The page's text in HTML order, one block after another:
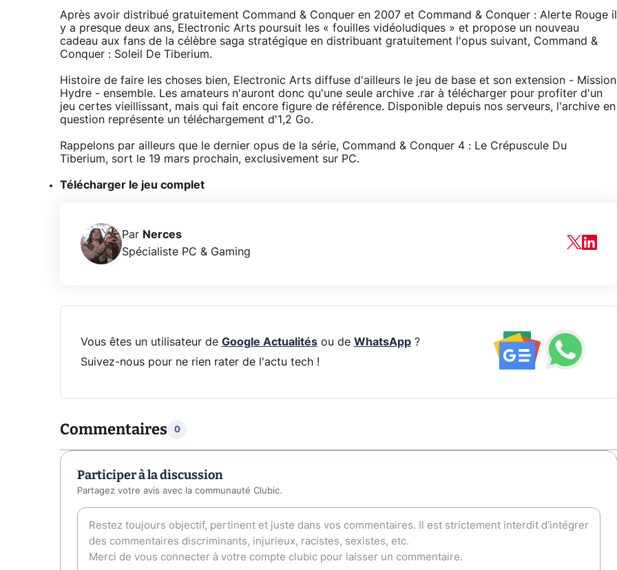
Après avoir distribué gratuitement Command & Conquer en 2007 et Command & Conquer : Alerte Rouge il
y a presque deux ans, Electronic Arts poursuit les « fouilles vidéoludiques » et propose un nouveau
cadeau aux fans de la célèbre saga stratégique en distribuant gratuitement l'opus suivant, Command &
Conquer : Soleil De Tiberium.
Histoire de faire les choses bien, Electronic Arts diffuse d'ailleurs le jeu de base et son extension - Mission
Hydre - ensemble. Les amateurs n'auront donc qu'une seule archive .rar à télécharger pour profiter d'un
jeu certes vieillissant, mais qui fait encore figure de référence. Disponible depuis nos serveurs, l'archive en
question représente un téléchargement d'1,2 Go.
Rappelons par ailleurs que le dernier opus de la série, Command & Conquer 4 : Le Crépuscule Du
Tiberium, sort le 19 mars prochain, exclusivement sur PC.
Télécharger le jeu complet
Par Nerces
Spécialiste PC & Gaming
Vous êtes un utilisateur de Google Actualitésou de WhatsApp?
Suivez-nous pour ne rien rater de l'actu tech !
Commentaires 0
Participer à la discussion
Partagez votre avis avec la communauté Clubic.